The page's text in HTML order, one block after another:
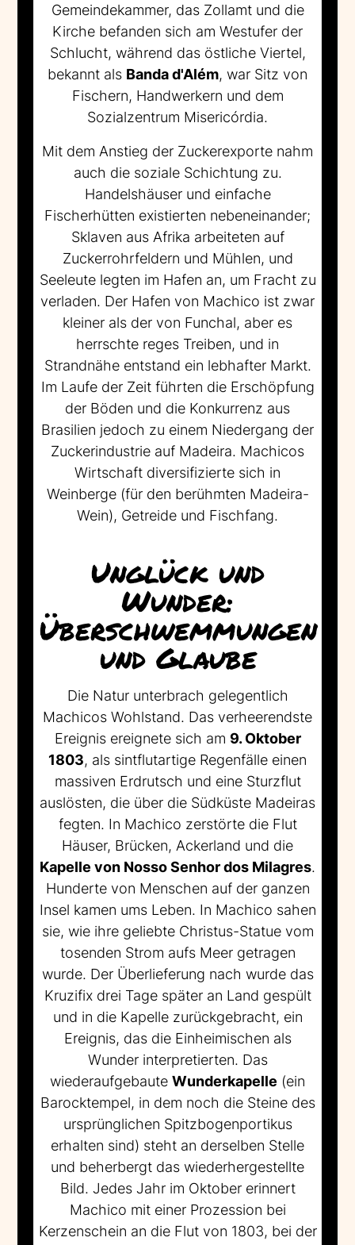
Gemeindekammer, das Zollamt und die
Kirche befanden sich am Westufer der
Schlucht, während das östliche Viertel,
bekannt als Banda d'Além, war Sitz von
Fischern, Handwerkern und dem
Sozialzentrum Misericórdia.
Mit dem Anstieg der Zuckerexporte nahm
auch die soziale Schichtung zu.
Handelshäuser und einfache
Fischerhütten existierten nebeneinander;
Sklaven aus Afrika arbeiteten auf
Zuckerrohrfeldern und Mühlen, und
Seeleute legten im Hafen an, um Fracht zu
verladen. Der Hafen von Machico ist zwar
kleiner als der von Funchal, aber es
herrschte reges Treiben, und in
Strandnähe entstand ein lebhafter Markt.
Im Laufe der Zeit führten die Erschöpfung
der Böden und die Konkurrenz aus
Brasilien jedoch zu einem Niedergang der
Zuckerindustrie auf Madeira. Machicos
Wirtschaft diversifizierte sich in
Weinberge (für den berühmten Madeira-
Wein), Getreide und Fischfang.
Unglück und
Wunder:
Überschwemmungen
und Glaube
Die Natur unterbrach gelegentlich
Machicos Wohlstand. Das verheerendste
Ereignis ereignete sich am 9. Oktober
1803, als sintflutartige Regenfälle einen
massiven Erdrutsch und eine Sturzflut
auslösten, die über die Südküste Madeiras
fegten. In Machico zerstörte die Flut
Häuser, Brücken, Ackerland und die
Kapelle von Nosso Senhor dos Milagres.
Hunderte von Menschen auf der ganzen
Insel kamen ums Leben. In Machico sahen
sie, wie ihre geliebte Christus-Statue vom
tosenden Strom aufs Meer getragen
wurde. Der Überlieferung nach wurde das
Kruzifix drei Tage später an Land gespült
und in die Kapelle zurückgebracht, ein
Ereignis, das die Einheimischen als
Wunder interpretierten. Das
wiederaufgebaute Wunderkapelle (ein
Barocktempel, in dem noch die Steine des
ursprünglichen Spitzbogenportikus
erhalten sind) steht an derselben Stelle
und beherbergt das wiederhergestellte
Bild. Jedes Jahr im Oktober erinnert
Machico mit einer Prozession bei
Kerzenschein an die Flut von 1803, bei der